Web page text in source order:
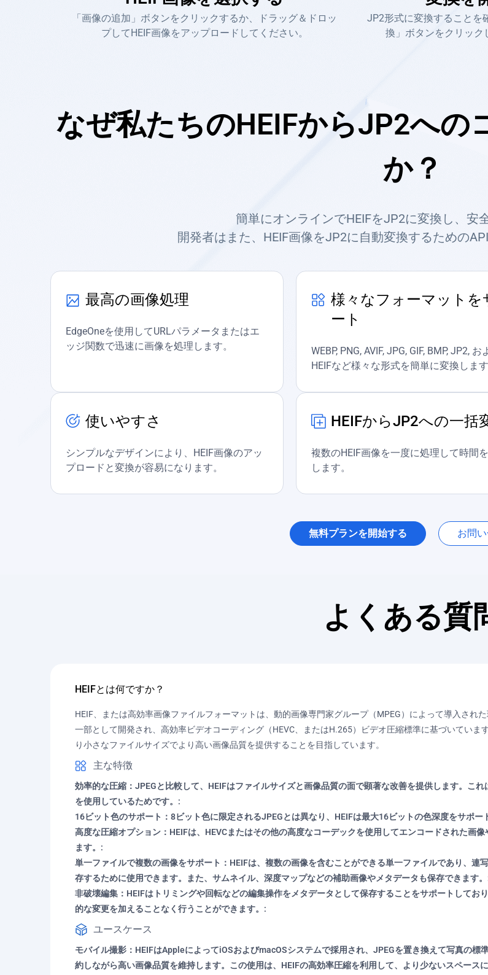
「画像の追加」ボタンをクリックするか、ドラッグ＆ドロッ
プしてHEIF画像をアップロードしてください。
JP2形式に変換することを
換」ボタンをクリック
なぜ私たちのHEIFからJP2への
か？
簡単にオンラインでHEIFをJP2に変換し、安
開発者はまた、HEIF画像をJP2に自動変換するための
最高の画像処理
EdgeOneを使用してURLパラメータまたはエ
ッジ関数で迅速に画像を処理します。
様々なフォーマットを
ート
WEBP, PNG, AVIF, JPG, GIF, BMP, JP2, お
HEIFなど様々な形式を簡単に変換します
使いやすさ
シンプルなデザインにより、HEIF画像のアッ
プロードと変換が容易になります。
HEIFからJP2への一括
複数のHEIF画像を一度に処理して時間
します。
無料プランを開始する お問
よくある質
HEIFとは何ですか？
HEIF、または高効率画像ファイルフォーマットは、動的画像専門家グループ（MPEG）によって導入され
一部として開発され、高効率ビデオコーディング（HEVC、またはH.265）ビデオ圧縮標準に基づいていま
り小さなファイルサイズでより高い画像品質を提供することを目指しています。
主な特徴
効率的な圧縮：JPEGと比較して、HEIFはファイルサイズと画像品質の面で顕著な改善を提供します。こ
を使用しているためです。:
16ビット色のサポート：8ビット色に限定されるJPEGとは異なり、HEIFは最大16ビットの色深度をサポ
高度な圧縮オプション：HEIFは、HEVCまたはその他の高度なコーデックを使用してエンコードされた画
ます。:
単一ファイルで複数の画像をサポート：HEIFは、複数の画像を含むことができる単一ファイルであり、
存するために使用できます。また、サムネイル、深度マップなどの補助画像やメタデータも保存できます
非破壊編集：HEIFはトリミングや回転などの編集操作をメタデータとして保存することをサポートして
的な変更を加えることなく行うことができます。:
ユースケース
モバイル撮影：HEIFはAppleによってiOSおよびmacOSシステムで採用され、JPEGを置き換えて写真の
約しながら高い画像品質を維持します。この使用は、HEIFの高効率圧縮を利用して、より少ないスペース